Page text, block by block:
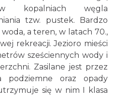
w kopalniach węgla
tzw. pustek. Bardzo
woda, a teren, w latach 70.,
rekreacji. Jezioro mieści
sześciennych wody i
Zasilane jest przez
podziemne oraz opady
się w nim I klasa